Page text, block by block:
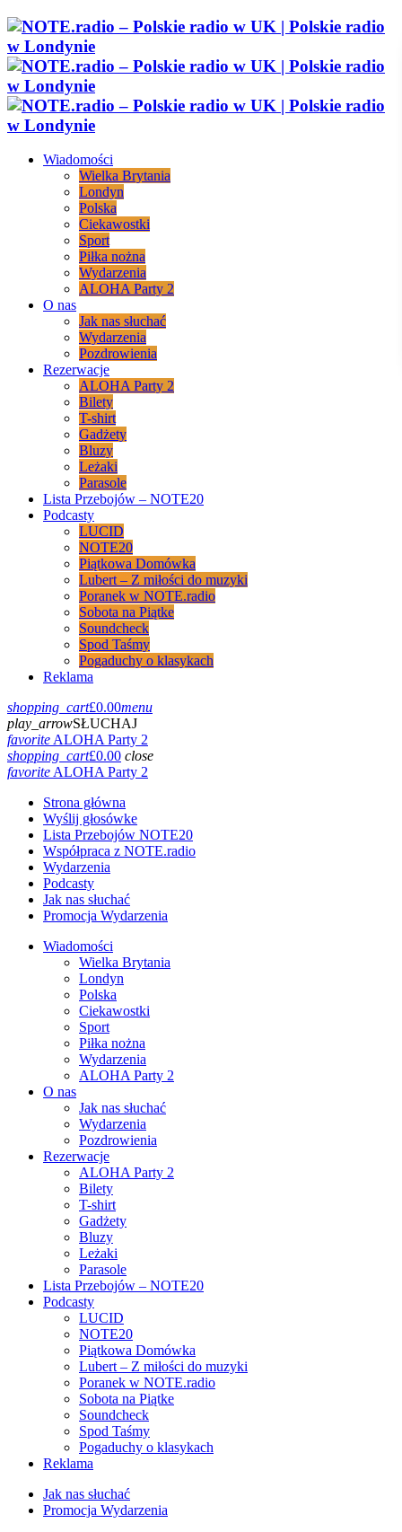
Wiadomości
Wielka Brytania
Londyn
Polska
Ciekawostki
Sport
Piłka nożna
Wydarzenia
ALOHA Party 2
O nas
Jak nas słuchać
Wydarzenia
Pozdrowienia
Rezerwacje
ALOHA Party 2
Bilety
T-shirt
Gadżety
Bluzy
Leżaki
Parasole
Lista Przebojów – NOTE20
Podcasty
LUCID
NOTE20
Piątkowa Domówka
Lubert – Z miłości do muzyki
Poranek w NOTE.radio
Sobota na Piątke
Soundcheck
Spod Taśmy
Pogaduchy o klasykach
Reklama
shopping_cart£0.00menu
play_arrowSŁUCHAJ
favoriteALOHA Party 2
shopping_cart£0.00 close
favoriteALOHA Party 2
Strona główna
Wyślij głosówke
Lista Przebojów NOTE20
Współpraca z NOTE.radio
Wydarzenia
Podcasty
Jak nas słuchać
Promocja Wydarzenia
Wiadomości
Wielka Brytania
Londyn
Polska
Ciekawostki
Sport
Piłka nożna
Wydarzenia
ALOHA Party 2
O nas
Jak nas słuchać
Wydarzenia
Pozdrowienia
Rezerwacje
ALOHA Party 2
Bilety
T-shirt
Gadżety
Bluzy
Leżaki
Parasole
Lista Przebojów – NOTE20
Podcasty
LUCID
NOTE20
Piątkowa Domówka
Lubert – Z miłości do muzyki
Poranek w NOTE.radio
Sobota na Piątke
Soundcheck
Spod Taśmy
Pogaduchy o klasykach
Reklama
Jak nas słuchać
Promocja Wydarzenia